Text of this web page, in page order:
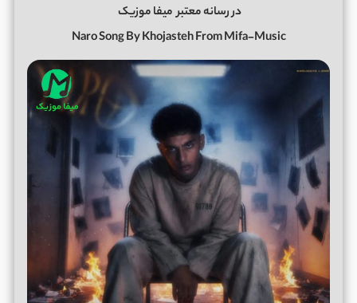
در رسانه معتبرمیفا موزیک
Naro Song By Khojasteh From Mifa-Music